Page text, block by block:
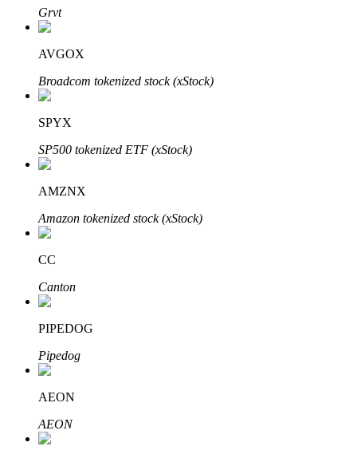
Raih keuntungan jangka panjang dan kepentingan fleksibel
Pelajari Staking
Pelajari tentang mendapatkan penghasilan pasif
Grvt
AVGOX
Broadcom tokenized stock (xStock)
SPYX
SP500 tokenized ETF (xStock)
AMZNX
Amazon tokenized stock (xStock)
CC
Canton
PIPEDOG
Pipedog
AEON
AEON